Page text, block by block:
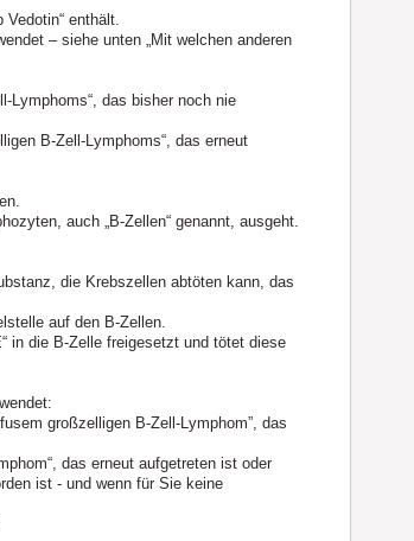
enthält.
– siehe unten „Mit welchen anderen
Lymphoms“, das bisher noch nie
B-Zell-Lymphoms“, das erneut
auch „B-Zellen“ genannt, ausgeht.
die Krebszellen abtöten kann, das
auf den B-Zellen.
in die B-Zelle freigesetzt und tötet diese
großzelligen B-Zell-Lymphom”, das
das erneut aufgetreten ist oder
ist - und wenn für Sie keine